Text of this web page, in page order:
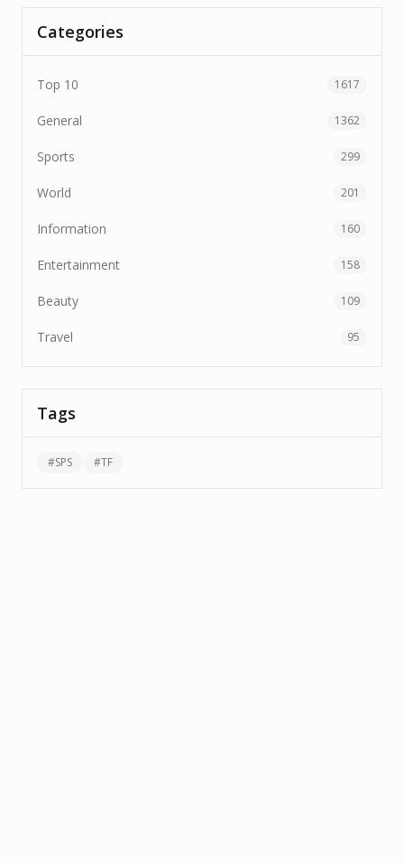
Categories
Top 10 1617
General 1362
Sports 299
World 201
Information 160
Entertainment 158
Beauty 109
Travel 95
Tags
#SPS #TF